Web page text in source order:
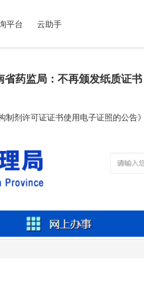
平台 云助手
省药监局：不再颁发纸质证书
剂许可证证书使用电子证照的公告